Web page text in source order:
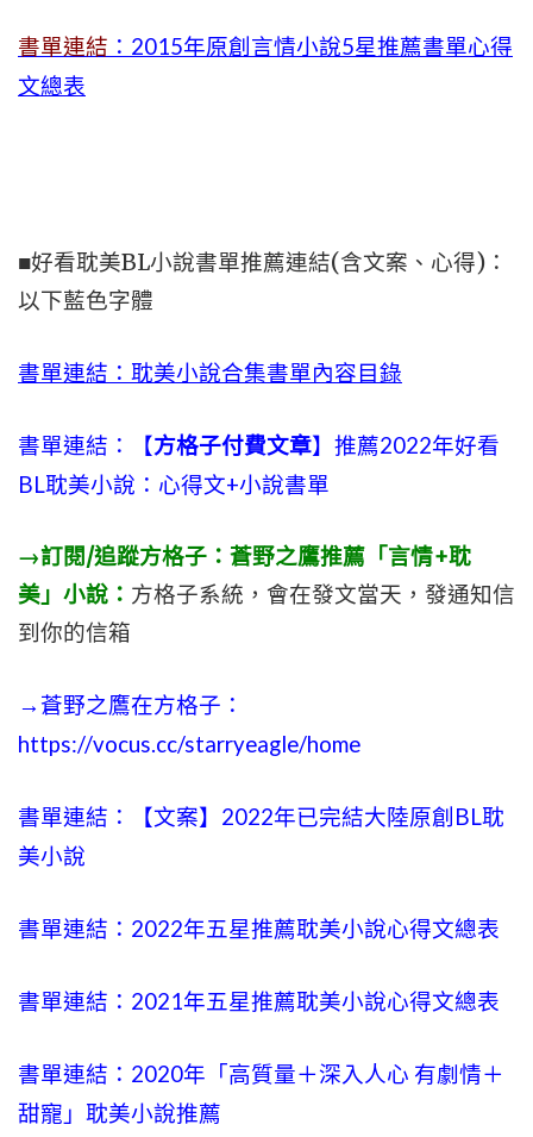
書單連結 ：2015年原創言情小說5星推薦書單心得
文總表
■好看耽美BL小說書單推薦連結(含文案、心得)：
以下藍色字體
書單連結：耽美小說合集書單內容目錄
書單連結：【方格子付費文章】推薦2022年好看
BL耽美小說：心得文+小說書單
→訂閱/追蹤方格子：蒼野之鷹推薦「言情+耽
美」小說： 方格子系統，會在發文當天，發通知信
到你的信箱
→蒼野之鷹在方格子：
https://vocus.cc/starryeagle/home
書單連結：【文案】2022年已完結大陸原創BL耽
美小說
書單連結：2022年五星推薦耽美小說心得文總表
書單連結：2021年五星推薦耽美小說心得文總表
書單連結：2020年「高質量＋深入人心 有劇情＋
甜寵」耽美小說推薦